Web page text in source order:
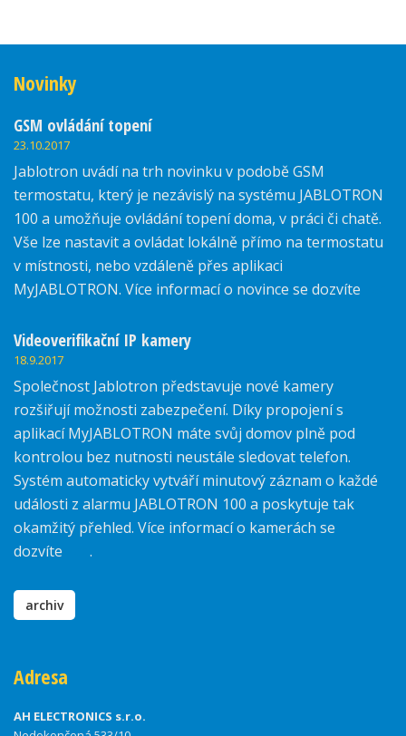
Novinky
GSM ovládání topení
23.10.2017
Jablotron uvádí na trh novinku v podobě GSM
termostatu, který je nezávislý na systému JABLOTRON
100 a umožňuje ovládání topení doma, v práci či chatě.
Vše lze nastavit a ovládat lokálně přímo na termostatu
v místnosti, nebo vzdáleně přes aplikaci
MyJABLOTRON. Více informací o novince se dozvíte
Videoverifikační IP kamery
18.9.2017
Společnost Jablotron představuje nové kamery
rozšiřují možnosti zabezpečení. Díky propojení s
aplikací MyJABLOTRON máte svůj domov plně pod
kontrolou bez nutnosti neustále sledovat telefon.
Systém automaticky vytváří minutový záznam o každé
události z alarmu JABLOTRON 100 a poskytuje tak
okamžitý přehled. Více informací o kamerách se
dozvíte
.
archiv
Adresa
AH ELECTRONICS s.r.o.